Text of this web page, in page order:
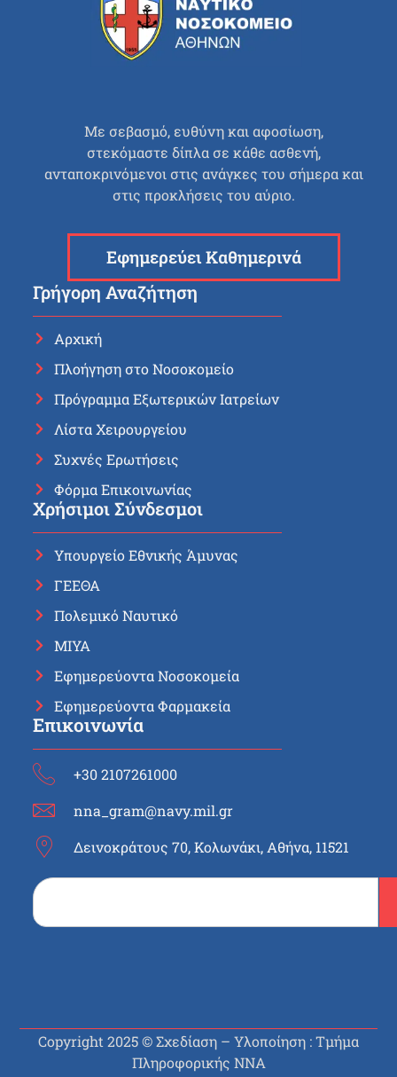
Με σεβασμό, ευθύνη και αφοσίωση,
στεκόμαστε δίπλα σε κάθε ασθενή,
ανταποκρινόμενοι στις ανάγκες του σήμερα και
στις προκλήσεις του αύριο.
Εφημερεύει Καθημερινά
Γρήγορη Αναζήτηση
Αρχική
Πλοήγηση στο Νοσοκομείο
Πρόγραμμα Εξωτερικών Ιατρείων
Λίστα Χειρουργείου
Συχνές Ερωτήσεις
Φόρμα Επικοινωνίας
Χρήσιμοι Σύνδεσμοι
Υπουργείο Εθνικής Άμυνας
ΓΕΕΘΑ
Πολεμικό Ναυτικό
ΜΙΥΑ
Εφημερεύοντα Νοσοκομεία
Εφημερεύοντα Φαρμακεία
Επικοινωνία
+30 2107261000
nna_gram@navy.mil.gr
Δεινοκράτους 70, Κολωνάκι, Αθήνα, 11521
Copyright 2025 © Σχεδίαση – Υλοποίηση : Τμήμα
Πληροφορικής ΝΝΑ